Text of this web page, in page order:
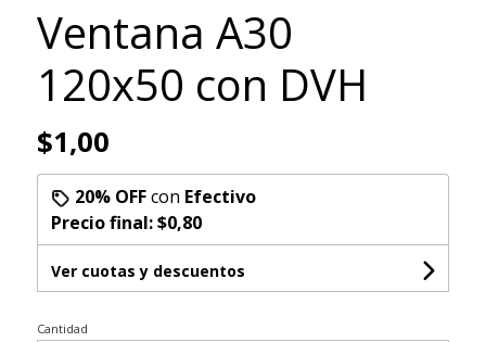
Ventana A30
120x50 con DVH
$1,00
20% OFFcon Efectivo
Precio final:$0,80
Ver cuotas y descuentos
Cantidad